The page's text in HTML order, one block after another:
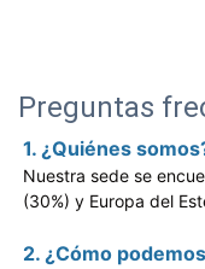
Preguntas
1. ¿Quiénes
Nuestra sede se
(30%) y Europa del
2. ¿Cómo